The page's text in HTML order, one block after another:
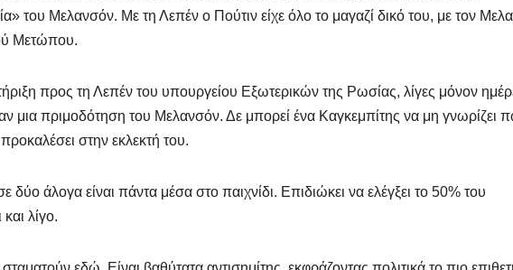
του Μελανσόν. Με τη Λεπέν ο Πούτιν είχε όλο το μαγαζί δικό του, με τον
Μετώπου.
προς τη Λεπέν του υπουργείου Εξωτερικών της Ρωσίας, λίγες μόνον
μια πριμοδότηση του Μελανσόν. Δε μπορεί ένα Καγκεμπίτης να μη γνωρίζει
στην εκλεκτή του.
άλογα είναι πάντα μέσα στο παιχνίδι. Επιδιώκει να ελέγξει το 50% του
λίγο.